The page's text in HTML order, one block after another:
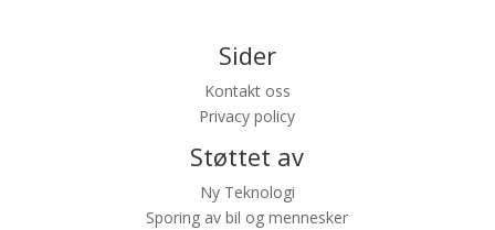
Sider
Kontakt oss
Privacy policy
Støttet av
Ny Teknologi
Sporing av bil og mennesker